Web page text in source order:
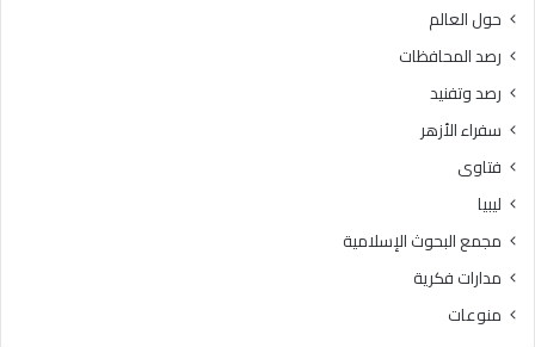
حول العالم
رصد المحافظات
رصد وتفنيد
سفراء الأزهر
فتاوى
ليبيا
مجمع البحوث الإسلامية
مدارات فكرية
منوعات